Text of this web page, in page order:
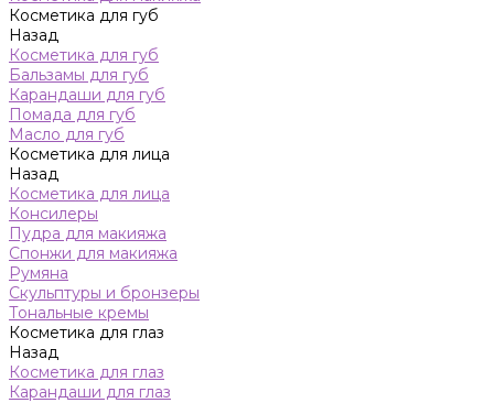
Косметика для губ
Назад
Косметика для губ
Бальзамы для губ
Карандаши для губ
Помада для губ
Масло для губ
Косметика для лица
Назад
Косметика для лица
Консилеры
Пудра для макияжа
Спонжи для макияжа
Румяна
Скульптуры и бронзеры
Тональные кремы
Косметика для глаз
Назад
Косметика для глаз
Карандаши для глаз